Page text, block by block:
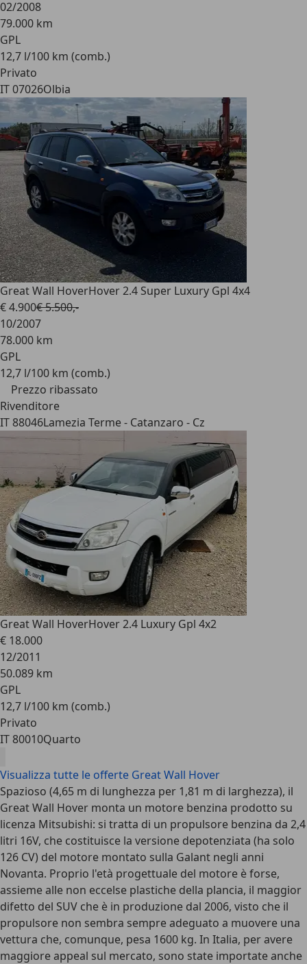
02/2008
79.000 km
GPL
12,7 l/100 km (comb.)
Privato
IT 07026Olbia
Great Wall HoverHover 2.4 Super Luxury Gpl 4x4
€ 4.900€ 5.500,-
10/2007
78.000 km
GPL
12,7 l/100 km (comb.)
Prezzo ribassato
Rivenditore
IT 88046Lamezia Terme - Catanzaro - Cz
Great Wall HoverHover 2.4 Luxury Gpl 4x2
€ 18.000
12/2011
50.089 km
GPL
12,7 l/100 km (comb.)
Privato
IT 80010Quarto
Visualizza tutte le offerte Great Wall Hover
Spazioso (4,65 m di lunghezza per 1,81 m di larghezza), il
Great Wall Hover monta un motore benzina prodotto su
licenza Mitsubishi: si tratta di un propulsore benzina da 2,4
litri 16V, che costituisce la versione depotenziata (ha solo
126 CV) del motore montato sulla Galant negli anni
Novanta. Proprio l'età progettuale del motore è forse,
assieme alle non eccelse plastiche della plancia, il maggior
difetto del SUV che è in produzione dal 2006, visto che il
propulsore non sembra sempre adeguato a muovere una
vettura che, comunque, pesa 1600 kg. In Italia, per avere
maggiore appeal sul mercato, sono state importate anche